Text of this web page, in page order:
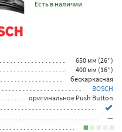
Есть в наличии
650 мм (26'')
400 мм (16'')
бескаркасная
BOSCH
оригинальное Push Button
—